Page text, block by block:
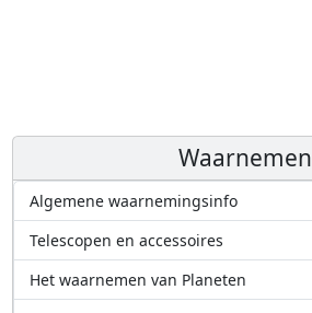
Waarnemen
Algemene waarnemingsinfo
Telescopen en accessoires
Het waarnemen van Planeten